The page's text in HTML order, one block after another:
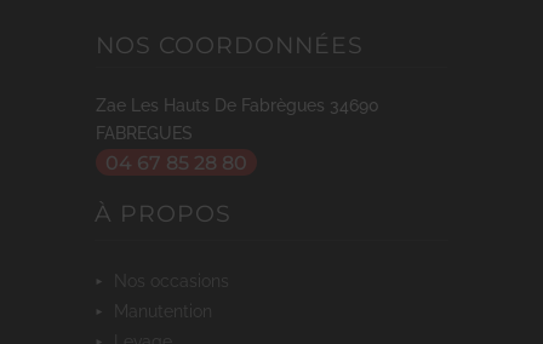
NOS COORDONNÉES
Zae Les Hauts De Fabrègues 34690
FABREGUES
04 67 85 28 80
À PROPOS
nos occasions
manutention